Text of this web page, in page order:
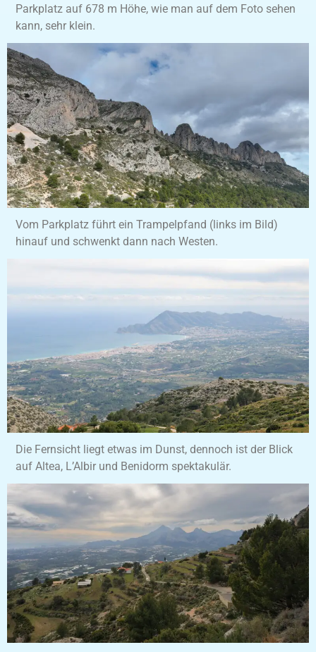
Parkplatz auf 678 m Höhe, wie man auf dem Foto sehen
kann, sehr klein.
Vom Parkplatz führt ein Trampelpfand (links im Bild)
hinauf und schwenkt dann nach Westen.
Die Fernsicht liegt etwas im Dunst, dennoch ist der Blick
auf Altea, L’Albir und Benidorm spektakulär.